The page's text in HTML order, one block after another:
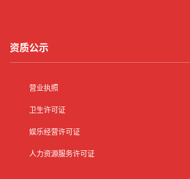
资质公示
营业执照
卫生许可证
娱乐经营许可证
人力资源服务许可证